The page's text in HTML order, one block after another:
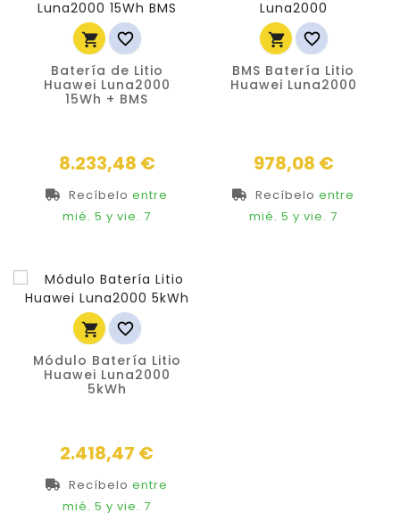
 
Batería de Litio
Huawei Luna2000
15Wh + BMS
8.233,48 €
Recíbelo entre
mié. 5 y vie. 7
 
BMS Batería Litio
Huawei Luna2000
978,08 €
Recíbelo entre
mié. 5 y vie. 7
 
Módulo Batería Litio
Huawei Luna2000
5kWh
2.418,47 €
Recíbelo entre
mié. 5 y vie. 7